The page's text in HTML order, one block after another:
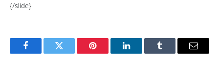
{/slide}
FacebookTwitter Pinterest LinkedInTumblr Email